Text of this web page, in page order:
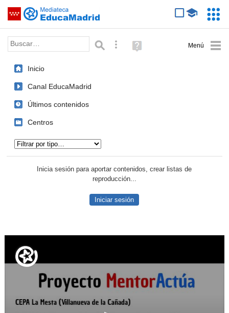
Saltar navegación
Palabra o frase: Búsqueda avanzada
Ayuda
(en
Inicio
Canal EducaMadrid
Últimos contenidos
Centros
Inicia sesión para aportar contenidos, crear listas de
reproducción...
Iniciar sesión